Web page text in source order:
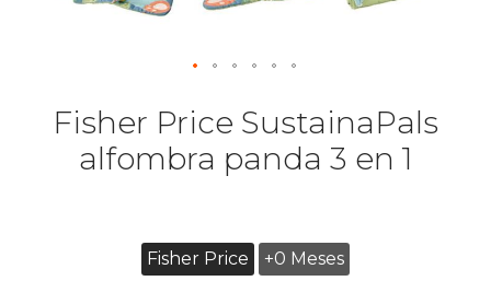
Fisher Price SustainaPals
alfombra panda 3 en 1
Fisher Price +0 Meses